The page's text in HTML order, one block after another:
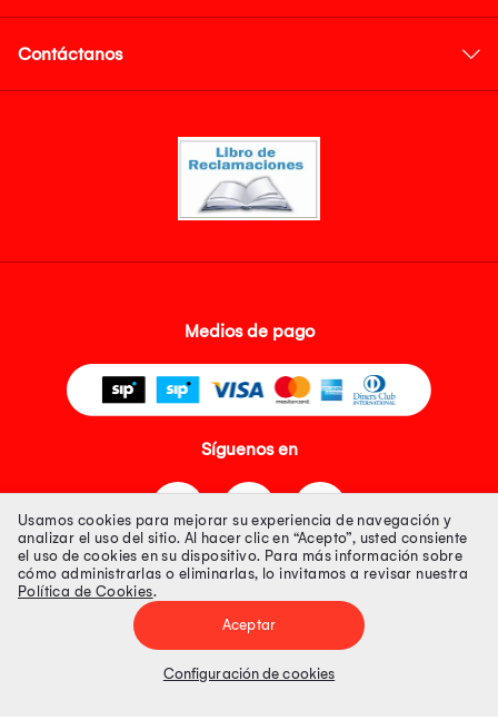
Contáctanos
Medios de pago
Síguenos en
Tienda 100% Segura
Tiendas Peruanas S.A. R.U.C. Nº 20493020618. Todos los derechos
Precios disponibles solo en www.oechsle.pe. Precios online publicados
Usamos cookies para mejorar su experiencia de navegación y
analizar el uso del sitio. Al hacer clic en “Acepto”, usted consiente
el uso de cookies en su dispositivo. Para más información sobre
cómo administrarlas o eliminarlas, lo invitamos a revisar nuestra
Política de Cookies.
Aceptar
Configuración de cookies